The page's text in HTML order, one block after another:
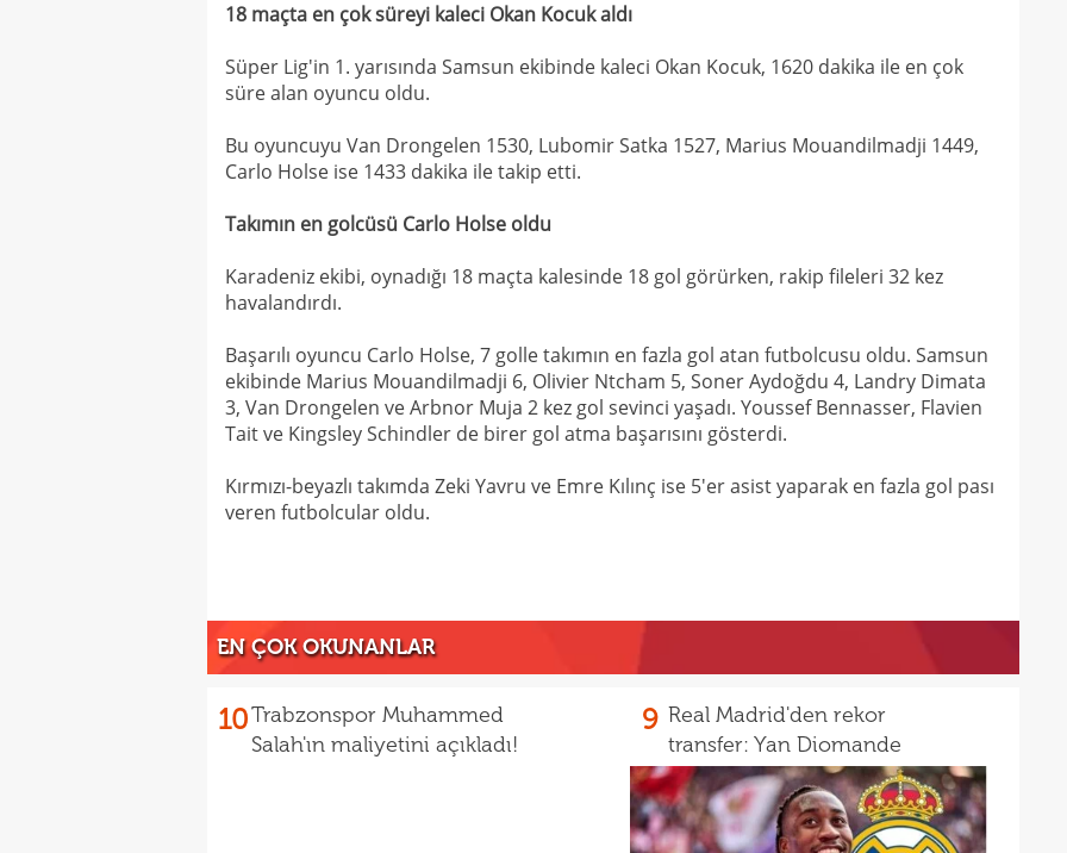
18 maçta en çok süreyi kaleci Okan Kocuk aldı
Süper Lig'in 1. yarısında Samsun ekibinde kaleci Okan Kocuk, 1620 dakika ile en çok
süre alan oyuncu oldu.
Bu oyuncuyu Van Drongelen 1530, Lubomir Satka 1527, Marius Mouandilmadji 1449,
Carlo Holse ise 1433 dakika ile takip etti.
Takımın en golcüsü Carlo Holse oldu
Karadeniz ekibi, oynadığı 18 maçta kalesinde 18 gol görürken, rakip fileleri 32 kez
havalandırdı.
Başarılı oyuncu Carlo Holse, 7 golle takımın en fazla gol atan futbolcusu oldu. Samsun
ekibinde Marius Mouandilmadji 6, Olivier Ntcham 5, Soner Aydoğdu 4, Landry Dimata
3, Van Drongelen ve Arbnor Muja 2 kez gol sevinci yaşadı. Youssef Bennasser, Flavien
Tait ve Kingsley Schindler de birer gol atma başarısını gösterdi.
Kırmızı-beyazlı takımda Zeki Yavru ve Emre Kılınç ise 5'er asist yaparak en fazla gol pası
veren futbolcular oldu.
EN ÇOK OKUNANLAR
10Trabzonspor Muhammed
Salah'ın maliyetini açıkladı!
9 Real Madrid'den rekor
transfer: Yan Diomande